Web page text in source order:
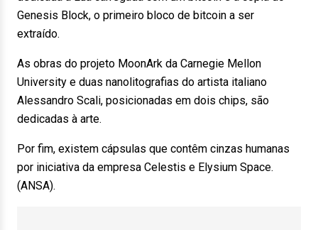
Genesis Block, o primeiro bloco de bitcoin a ser
extraído.
As obras do projeto MoonArk da Carnegie Mellon
University e duas nanolitografias do artista italiano
Alessandro Scali, posicionadas em dois chips, são
dedicadas à arte.
Por fim, existem cápsulas que contêm cinzas humanas
por iniciativa da empresa Celestis e Elysium Space.
(ANSA).